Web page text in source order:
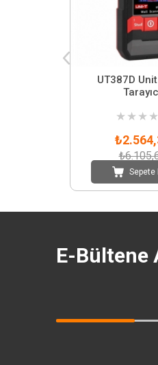
UT387D
★ ★ ★ ★
Sepete
E-Bültene